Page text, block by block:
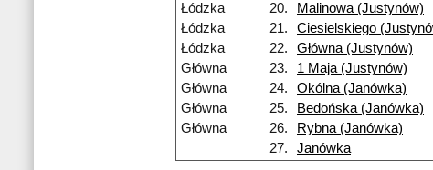
Łódzka
20.
Malinowa (Justynów)
Łódzka
21.
Ciesielskiego
Łódzka
22.
Główna (Justynów)
Główna
23.
1 Maja (Justynów)
Główna
24.
Okólna (Janówka)
Główna
25.
Bedońska (Janówka)
Główna
26.
Rybna (Janówka)
27.
Janówka